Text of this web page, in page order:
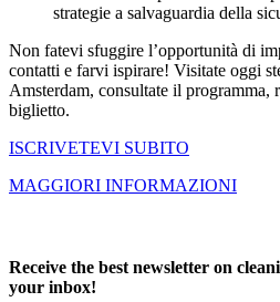
strategie a salvaguardia della
Non fatevi sfuggire l’opportunità di
contatti e farvi ispirare! Visitate oggi
Amsterdam, consultate il programma,
biglietto.
ISCRIVETEVI SUBITO
MAGGIORI INFORMAZIONI
Receive the best newsletter on
your inbox!